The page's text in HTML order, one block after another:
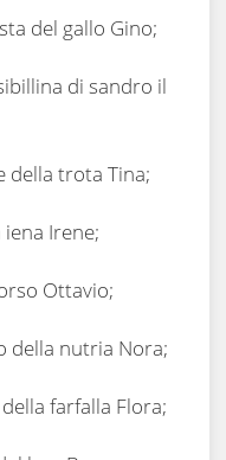
del gallo Gino;
di sandro il
della trota Tina;
Irene;
Ottavio;
della nutria Nora;
farfalla Flora;